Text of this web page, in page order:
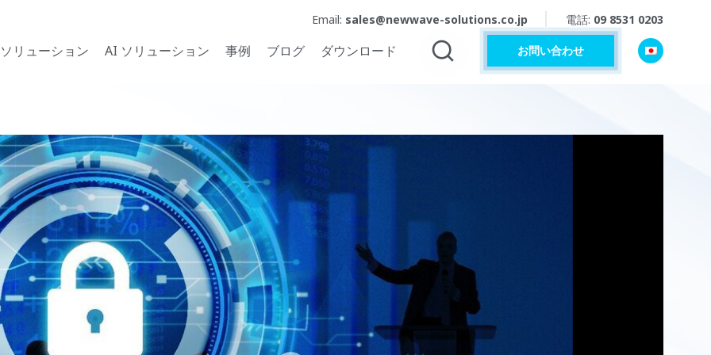
Email: sales@newwave-solutions.co.jp 電話: 09 8531 0203
ソリューション AI ソリューション 事例 ブログ ダウンロード お問い合わせ